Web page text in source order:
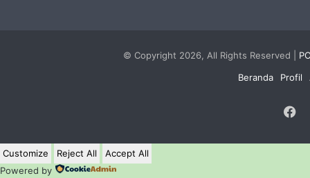
© Copyright 2026, All Rights Reserved |
Beranda
Profil
Customize Reject All
Accept All
Powered by